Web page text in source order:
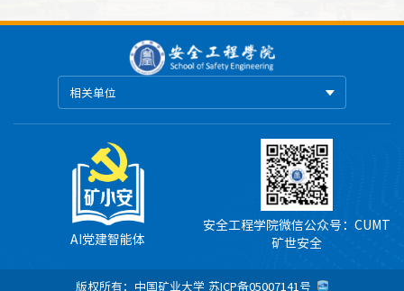
相关单位
AI党建智能体
安全工程学院微信公众号：CUMT
矿世安全
版权所有：中国矿业大学 苏ICP备05007141号